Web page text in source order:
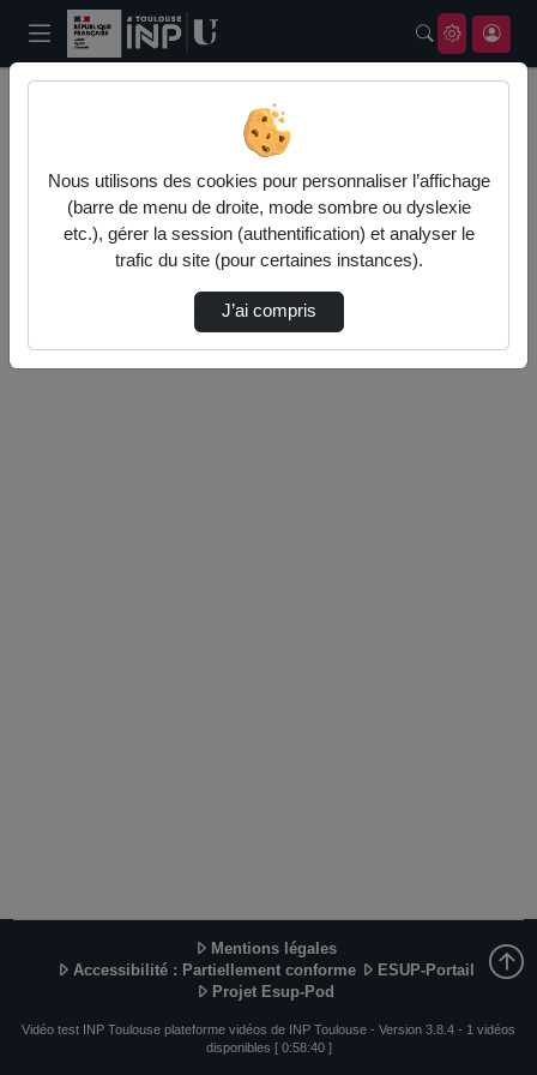
Rechercher
Accueil
Mentions légales
Accessibilité : Partiellement conforme
ESUP-Portail
Projet Esup-Pod
Vidéo test INP Toulouse plateforme vidéos de INP Toulouse - Version 3.8.4 - 1 vidéos
disponibles [ 0:58:40 ]
Nous utilisons des cookies pour personnaliser l’affichage
(barre de menu de droite, mode sombre ou dyslexie
etc.), gérer la session (authentification) et analyser le
trafic du site (pour certaines instances).
J’ai compris